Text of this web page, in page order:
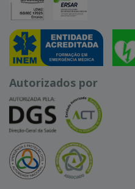
Autorizados por